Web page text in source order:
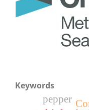
Keywords
pepper